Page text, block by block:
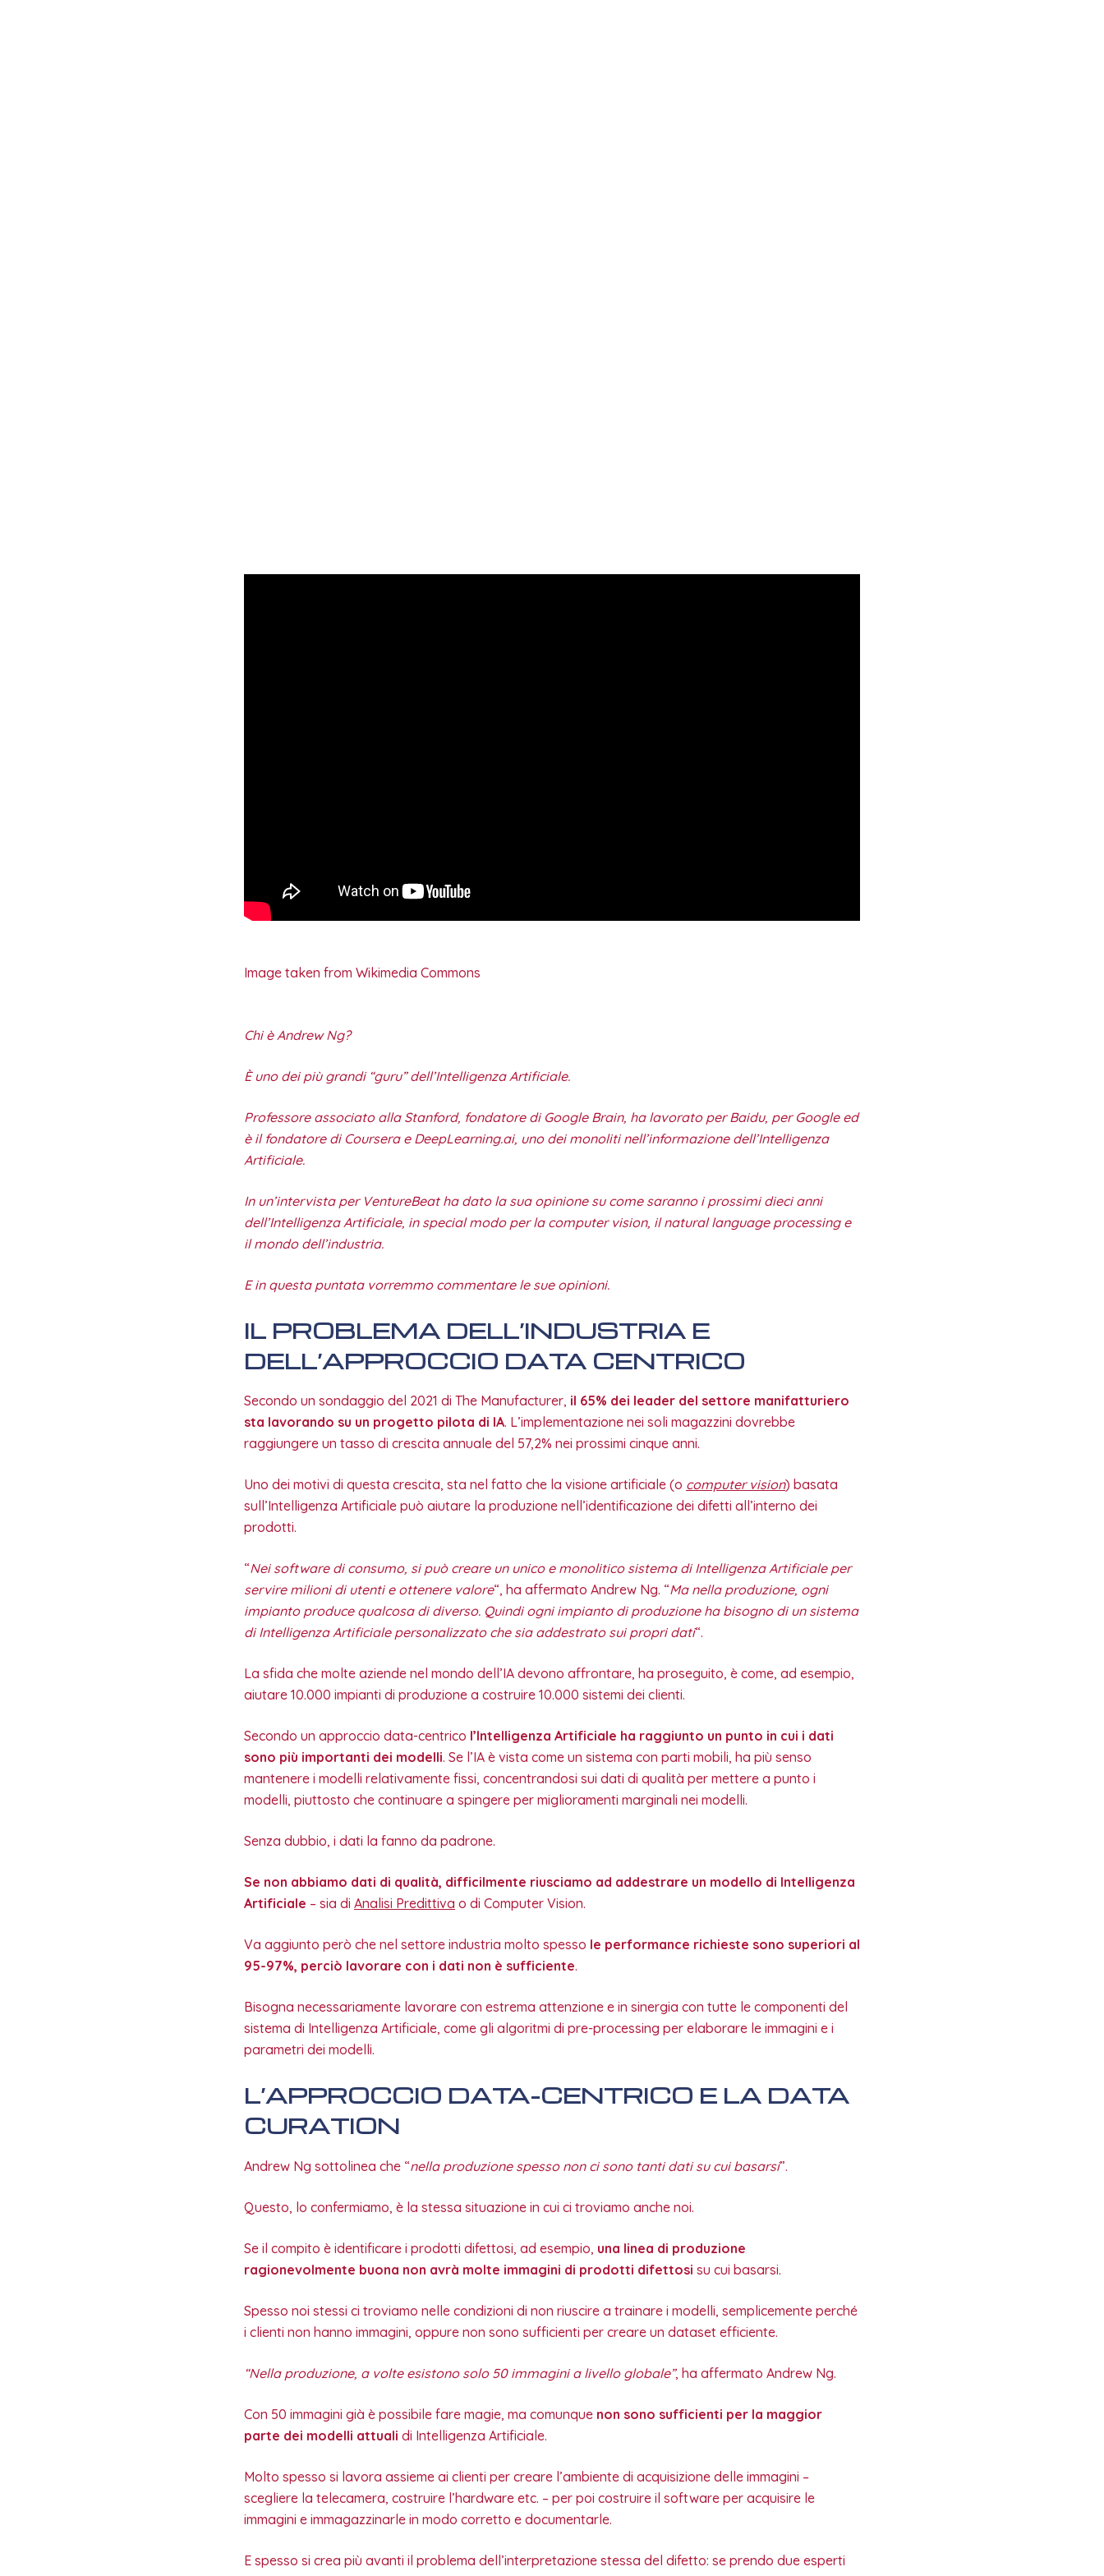
Image taken from Wikimedia Commons
Chi è Andrew Ng?
È uno dei più grandi “guru” dell’Intelligenza Artificiale.
Professore associato alla Stanford, fondatore di Google Brain, ha lavorato per Baidu, per Google ed
è il fondatore di Coursera e DeepLearning.ai, uno dei monoliti nell’informazione dell’Intelligenza
Artificiale.
In un’intervista per VentureBeat ha dato la sua opinione su come saranno i prossimi dieci anni
dell’Intelligenza Artificiale, in special modo per la computer vision, il natural language processing e
il mondo dell’industria.
E in questa puntata vorremmo commentare le sue opinioni.
IL PROBLEMA DELL’INDUSTRIA E
DELL’APPROCCIO DATA CENTRICO
Secondo un sondaggio del 2021 di The Manufacturer, il 65% dei leader del settore manifatturiero
sta lavorando su un progetto pilota di IA. L’implementazione nei soli magazzini dovrebbe
raggiungere un tasso di crescita annuale del 57,2% nei prossimi cinque anni.
Uno dei motivi di questa crescita, sta nel fatto che la visione artificiale (o computer vision) basata
sull’Intelligenza Artificiale può aiutare la produzione nell’identificazione dei difetti all’interno dei
prodotti.
“Nei software di consumo, si può creare un unico e monolitico sistema di Intelligenza Artificiale per
servire milioni di utenti e ottenere valore“, ha affermato Andrew Ng. “Ma nella produzione, ogni
impianto produce qualcosa di diverso. Quindi ogni impianto di produzione ha bisogno di un sistema
di Intelligenza Artificiale personalizzato che sia addestrato sui propri dati“.
La sfida che molte aziende nel mondo dell’IA devono affrontare, ha proseguito, è come, ad esempio,
aiutare 10.000 impianti di produzione a costruire 10.000 sistemi dei clienti.
Secondo un approccio data-centrico l’Intelligenza Artificiale ha raggiunto un punto in cui i dati
sono più importanti dei modelli. Se l’IA è vista come un sistema con parti mobili, ha più senso
mantenere i modelli relativamente fissi, concentrandosi sui dati di qualità per mettere a punto i
modelli, piuttosto che continuare a spingere per miglioramenti marginali nei modelli.
Senza dubbio, i dati la fanno da padrone.
Se non abbiamo dati di qualità, difficilmente riusciamo ad addestrare un modello di Intelligenza
Artificiale – sia di Analisi Predittiva o di Computer Vision.
Va aggiunto però che nel settore industria molto spesso le performance richieste sono superiori al
95-97%, perciò lavorare con i dati non è sufficiente.
Bisogna necessariamente lavorare con estrema attenzione e in sinergia con tutte le componenti del
sistema di Intelligenza Artificiale, come gli algoritmi di pre-processing per elaborare le immagini e i
parametri dei modelli.
L’APPROCCIO DATA-CENTRICO E LA DATA
CURATION
Andrew Ng sottolinea che “nella produzione spesso non ci sono tanti dati su cui basarsi”.
Questo, lo confermiamo, è la stessa situazione in cui ci troviamo anche noi.
Se il compito è identificare i prodotti difettosi, ad esempio, una linea di produzione
ragionevolmente buona non avrà molte immagini di prodotti difettosi su cui basarsi.
Spesso noi stessi ci troviamo nelle condizioni di non riuscire a trainare i modelli, semplicemente perché
i clienti non hanno immagini, oppure non sono sufficienti per creare un dataset efficiente.
“Nella produzione, a volte esistono solo 50 immagini a livello globale”, ha affermato Andrew Ng.
Con 50 immagini già è possibile fare magie, ma comunque non sono sufficienti per la maggior
parte dei modelli attuali di Intelligenza Artificiale.
Molto spesso si lavora assieme ai clienti per creare l’ambiente di acquisizione delle immagini –
scegliere la telecamera, costruire l’hardware etc. – per poi costruire il software per acquisire le
immagini e immagazzinarle in modo corretto e documentarle.
E spesso si crea più avanti il problema dell’interpretazione stessa del difetto: se prendo due esperti